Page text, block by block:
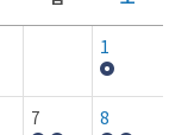
1
7 8